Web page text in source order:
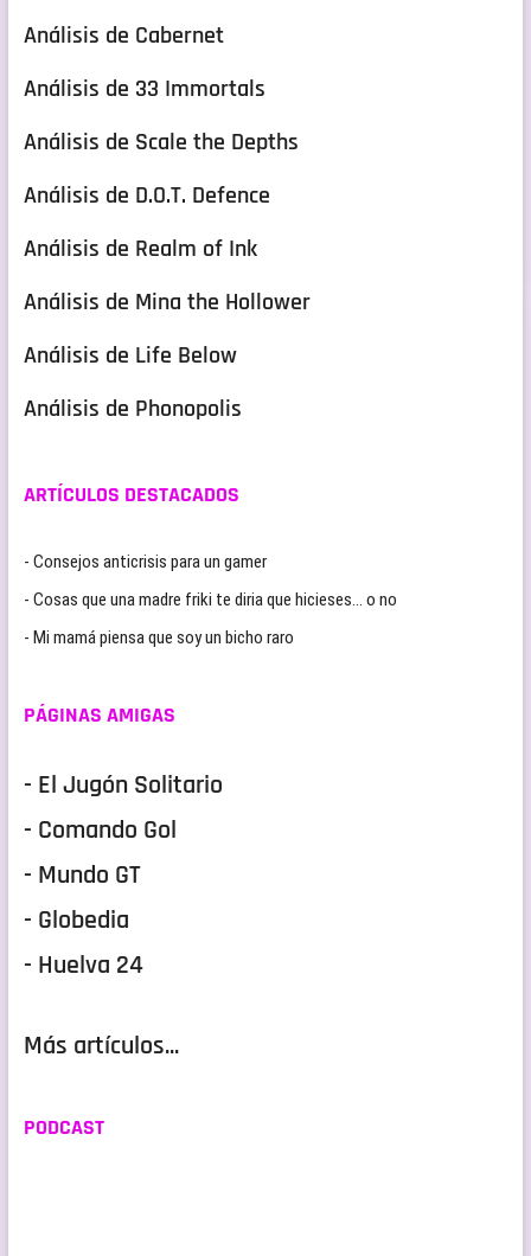
Análisis de Cabernet
Análisis de 33 Immortals
Análisis de Scale the Depths
Análisis de D.O.T. Defence
Análisis de Realm of Ink
Análisis de Mina the Hollower
Análisis de Life Below
Análisis de Phonopolis
ARTÍCULOS DESTACADOS
- Consejos anticrisis para un gamer
- Cosas que una madre friki te diria que hicieses… o no
- Mi mamá piensa que soy un bicho raro
PÁGINAS AMIGAS
- El Jugón Solitario
- Comando Gol
- Mundo GT
- Globedia
- Huelva 24
Más artículos...
PODCAST